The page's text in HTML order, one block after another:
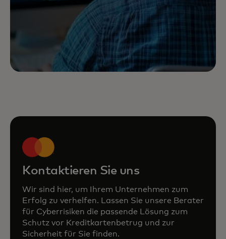
Kontaktieren Sie uns
Wir sind hier, um Ihrem Unternehmen zum
Erfolg zu verhelfen. Lassen Sie unsere Berater
für Cyberrisiken die passende Lösung zum
Schutz vor Kreditkartenbetrug und zur
Sicherheit für Sie finden.